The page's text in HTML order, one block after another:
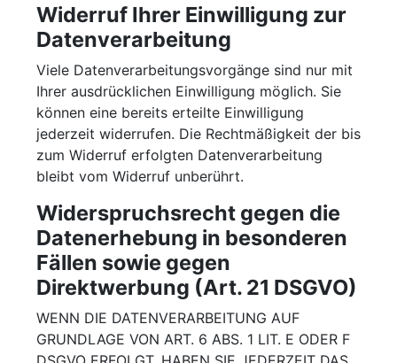
Widerruf Ihrer Einwilligung zur
Datenverarbeitung
Viele Datenverarbeitungsvorgänge sind nur mit
Ihrer ausdrücklichen Einwilligung möglich. Sie
können eine bereits erteilte Einwilligung
jederzeit widerrufen. Die Rechtmäßigkeit der bis
zum Widerruf erfolgten Datenverarbeitung
bleibt vom Widerruf unberührt.
Widerspruchsrecht gegen die
Datenerhebung in besonderen
Fällen sowie gegen
Direktwerbung (Art. 21 DSGVO)
WENN DIE DATENVERARBEITUNG AUF
GRUNDLAGE VON ART. 6 ABS. 1 LIT. E ODER F